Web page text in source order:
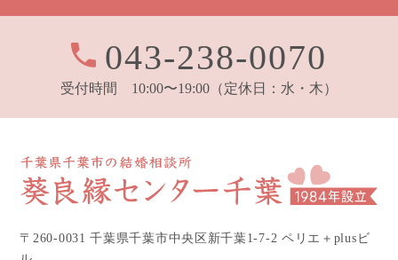
043-238-0070
受付時間 10:00〜19:00 （定休日：水・木）
〒260-0031 千葉県千葉市中央区新千葉1-7-2 ペリエ＋plusビ